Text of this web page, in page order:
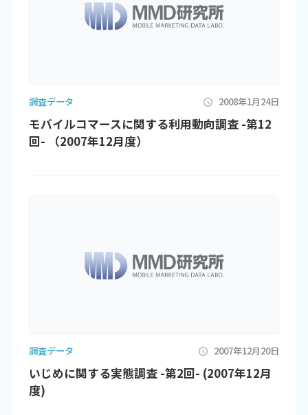
調査データ 2008年1月24日
モバイルコマースに関する利用動向調査 -第12
回- （2007年12月度）
調査データ 2007年12月20日
いじめに関する実態調査 -第2回- (2007年12月
度)